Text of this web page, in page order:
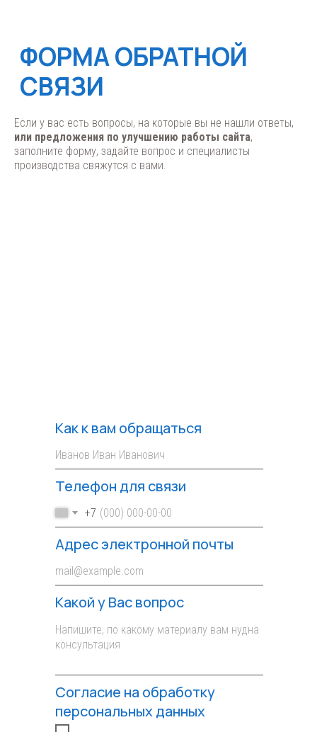
Если у вас есть вопросы, на которые вы не нашли ответы,
или предложения по улучшению работы сайта,
заполните форму, задайте вопрос и специалисты
производства свяжутся с вами.
Как к вам обращаться
Телефон для связи
+7
Адрес электронной почты
Какой у Вас вопрос
Согласие на обработку
персональных данных